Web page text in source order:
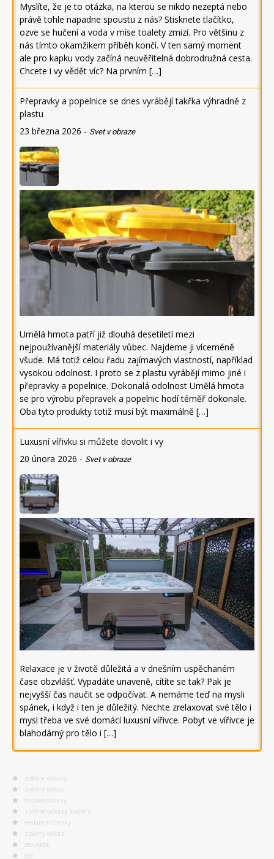
Myslíte, že je to otázka, na kterou se nikdo nezeptá nebo
právě tohle napadne spoustu z nás? Stisknete tlačítko,
ozve se hučení a voda v míse toalety zmizí. Pro většinu z
nás tímto okamžikem příběh končí. V ten samý moment
ale pro kapku vody začíná neuvěřitelná dobrodružná cesta.
Chcete i vy vědět víc? Na prvním […]
Přepravky a popelnice se dnes vyrábějí takřka výhradně z
plastu
23 března 2026 - Svet v obraze
Umělá hmota patří již dlouhá desetiletí mezi
nejpoužívanější materiály vůbec. Najdeme ji víceméně
všude. Má totiž celou řadu zajímavých vlastností, například
vysokou odolnost. I proto se z plastu vyrábějí mimo jiné i
přepravky a popelnice. Dokonalá odolnost Umělá hmota
se pro výrobu přepravek a popelnic hodí téměř dokonale.
Oba tyto produkty totiž musí být maximálně […]
Luxusní vířivku si můžete dovolit i vy
20 února 2026 - Svet v obraze
Relaxace je v životě důležitá a v dnešním uspěchaném
čase obzvlášť. Vypadáte unaveně, cítíte se tak? Pak je
nejvyšší čas naučit se odpočívat. A nemáme teď na mysli
spánek, i když i ten je důležitý. Nechte zrelaxovat své tělo i
mysl třeba ve své domácí luxusní vířivce. Pobyt ve vířivce je
blahodárný pro tělo i […]
zpětné odkazy
zpětný odkaz
textové odkazy
zpětné odkazy kvalitní
reklamní články
zpětný odkaz
seo webu
seo